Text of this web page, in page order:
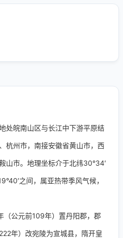
处皖南山区与长江中下游平原结
杭州市，南接安徽省黄山市，西
山市。地理坐标介于北纬30°34′
之间，属亚热带季风气候，
（公元前109年）置丹阳郡，郡
年）改宛陵为宣城县，隋开皇